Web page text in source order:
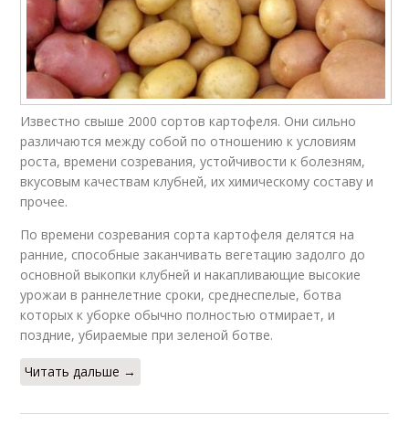
Известно свыше 2000 сортов картофеля. Они сильно
различаются между собой по отношению к условиям
роста, времени созревания, устойчивости к болезням,
вкусовым качествам клубней, их химическому составу и
прочее.
По времени созревания сорта картофеля делятся на
ранние, способные заканчивать вегетацию задолго до
основной выкопки клубней и накапливающие высокие
урожаи в раннелетние сроки, среднеспелые, ботва
которых к уборке обычно полностью отмирает, и
поздние, убираемые при зеленой ботве.
Читать дальше →